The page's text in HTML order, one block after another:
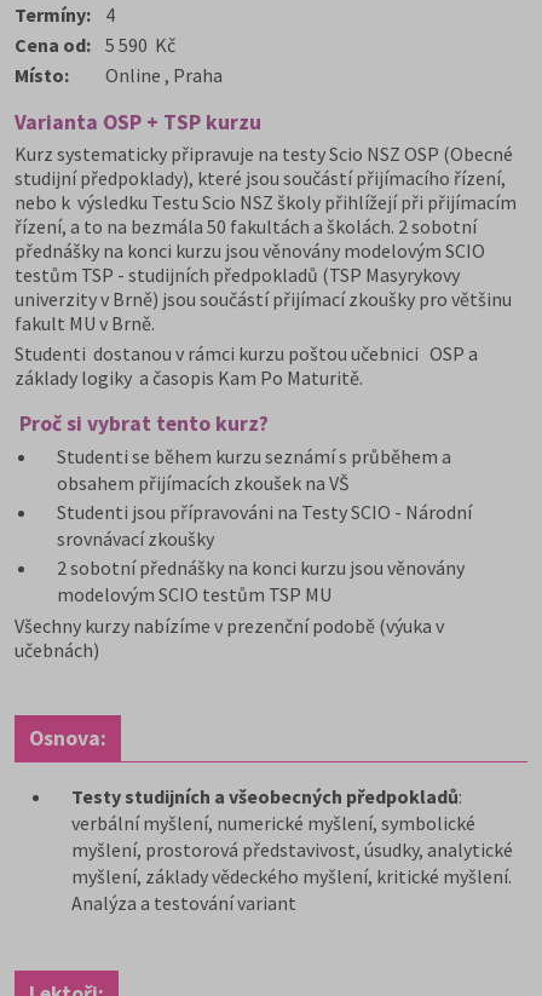
Termíny:
4
Cena od: 5 590 Kč
Místo:
Online , Praha
Varianta OSP + TSP kurzu
Kurz systematicky připravuje na testy Scio NSZ OSP (Obecné
studijní předpoklady), které jsou součástí přijímacího řízení,
nebo k výsledku Testu Scio NSZ školy přihlížejí při přijímacím
řízení, a to na bezmála 50 fakultách a školách. 2 sobotní
přednášky na konci kurzu jsou věnovány modelovým SCIO
testům TSP - studijních předpokladů (TSP Masyrykovy
univerzity v Brně) jsou součástí přijímací zkoušky pro většinu
fakult MU v Brně.
Studenti dostanou v rámci kurzu poštou učebnici OSP a
základy logiky a časopis Kam Po Maturitě.
Proč si vybrat tento kurz?
Studenti se během kurzu seznámí s průběhem a
obsahem přijímacích zkoušek na VŠ
Studenti jsou přípravováni na Testy SCIO - Národní
srovnávací zkoušky
2 sobotní přednášky na konci kurzu jsou věnovány
modelovým SCIO testům TSP MU
Všechny kurzy nabízíme v prezenční podobě (výuka v
učebnách)
Osnova:
Testy studijních a všeobecných předpokladů:
verbální myšlení, numerické myšlení, symbolické
myšlení, prostorová představivost, úsudky, analytické
myšlení, základy vědeckého myšlení, kritické myšlení.
Analýza a testování variant